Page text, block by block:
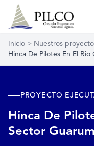
Inicio > Nuestros
Hinca De Pilotes En El
PROYECTO
Hinca De
Sector